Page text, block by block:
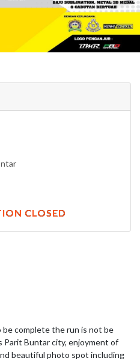
CLOSED
complete the run is not be
Parit Buntar city, enjoyment of
beautiful photo spot including